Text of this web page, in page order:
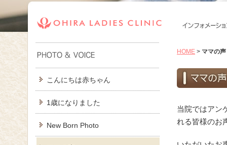
こんにちは赤ちゃん
1歳になりました
New Born Photo
HOME > ママの声
当院ではアン
れる皆様のお